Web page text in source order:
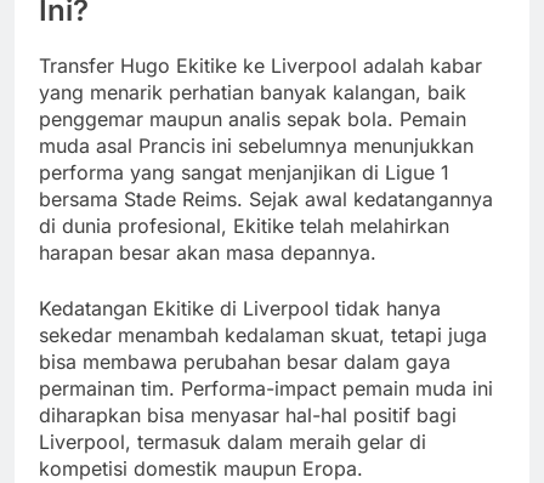
Ini?
Transfer Hugo Ekitike ke Liverpool adalah kabar
yang menarik perhatian banyak kalangan, baik
penggemar maupun analis sepak bola. Pemain
muda asal Prancis ini sebelumnya menunjukkan
performa yang sangat menjanjikan di Ligue 1
bersama Stade Reims. Sejak awal kedatangannya
di dunia profesional, Ekitike telah melahirkan
harapan besar akan masa depannya.
Kedatangan Ekitike di Liverpool tidak hanya
sekedar menambah kedalaman skuat, tetapi juga
bisa membawa perubahan besar dalam gaya
permainan tim. Performa-impact pemain muda ini
diharapkan bisa menyasar hal-hal positif bagi
Liverpool, termasuk dalam meraih gelar di
kompetisi domestik maupun Eropa.